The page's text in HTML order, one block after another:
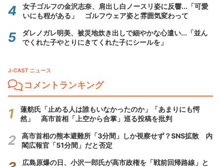
女子ゴルフの金沢志奈、肩出し白ノースリ姿に反響...「可愛
いにも程がある」 ゴルフウェア姿と雰囲気変わって
ダレノガレ明美、被災地炊き出しで細やかな心遣い...「並ん
でくれた子やとりにきてくれた子にシールを」
J-CAST ニュース
コメントランキング
蓮舫氏「止める人は誰もいなかったのか」「あまりにも愕
然」 高市首相「上空から合掌」巡る投稿を批判
高市首相の熊本避難所「3分間」しか視察せず？SNS拡散 内
閣広報官「51分間」だと否定
広島原爆の日、小沢一郎氏が高市政権を「戦前回帰路線」と